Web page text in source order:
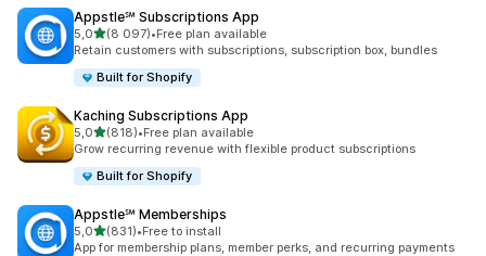
Appstle℠ Subscriptions App
5,0z 5 hvězd
(8 097)
Celkový počet recenzí: 8097
•Free plan available
Retain customers with subscriptions, subscription box, bundles
Built for Shopify
Kaching Subscriptions App
5,0z 5 hvězd
(818)
Celkový počet recenzí: 818
•Free plan available
Grow recurring revenue with flexible product subscriptions
Built for Shopify
Appstle℠ Memberships
5,0z 5 hvězd
(831)
Celkový počet recenzí: 831
•Free to install
App for membership plans, member perks, and recurring payments